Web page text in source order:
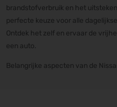
brandstofverbruik en het
perfecte keuze voor alle
Ontdek het zelf en ervaar de
een auto.
Belangrijke aspecten van de